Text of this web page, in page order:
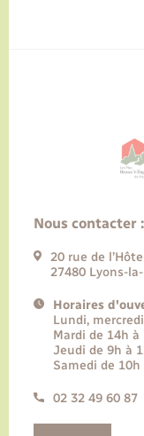
Nous contacter :
20 rue de
27480 Lyons-
Horaires
Lundi,
Mardi de 14h à
Jeudi de 9h à
Samedi de 10h
02 32 49 60 87